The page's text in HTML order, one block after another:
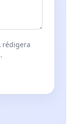
rédigera